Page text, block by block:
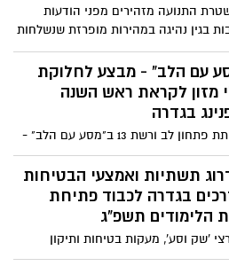
התנועה מזהירים מפני הודעות
בגין נהיגה במהירות מופרזת שנשלחות
תמימים ומתריעים מפני לחיצה על
המצורף להן
עם הלב" - מבצע לחלוקת
מזון לקראת ראש השנה
בגדרה
עמותת פתחון לב ורשת 13 ב"מסע עם הלב" -
עשרות אלפי סלי מזון למשפחות
נזקקות לכבוד ראש השנה. ביום 12.9.22
הפנינג בגדרה
תשתיות ואמצעי הבטיחות
בגדרה לכבוד פתיחת
הלימודים תשפ"ג
'שק וסע', מעקות בטיחות ותיקון
בטרם פתיחת שנת הלימודים החדשה